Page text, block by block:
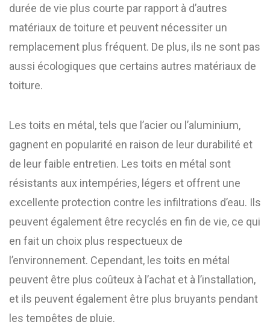
durée de vie plus courte par rapport à d’autres
matériaux de toiture et peuvent nécessiter un
remplacement plus fréquent. De plus, ils ne sont pas
aussi écologiques que certains autres matériaux de
toiture.
Les toits en métal, tels que l’acier ou l’aluminium,
gagnent en popularité en raison de leur durabilité et
de leur faible entretien. Les toits en métal sont
résistants aux intempéries, légers et offrent une
excellente protection contre les infiltrations d’eau. Ils
peuvent également être recyclés en fin de vie, ce qui
en fait un choix plus respectueux de
l’environnement. Cependant, les toits en métal
peuvent être plus coûteux à l’achat et à l’installation,
et ils peuvent également être plus bruyants pendant
les tempêtes de pluie.